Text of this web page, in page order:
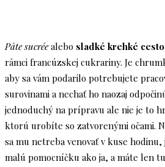
Pâte sucréealebo sladké krehké cesto
rámci francúzskej cukrariny. Je
aby sa vám podarilo potrebujete
surovinami a nechať ho naozaj
jednoduchý na prípravu ale nie je to
ktorú urobíte so zatvorenými očami.
sa mu netreba venovať v kuse
malú pomocníčku ako ja, a máte len